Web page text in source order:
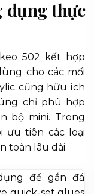
dụng thực
502 kết hợp
cho các mối
cũng hữu ích
chỉ phù hợp
bộ mini. Trong
ưu tiên các loại
toàn lâu dài.